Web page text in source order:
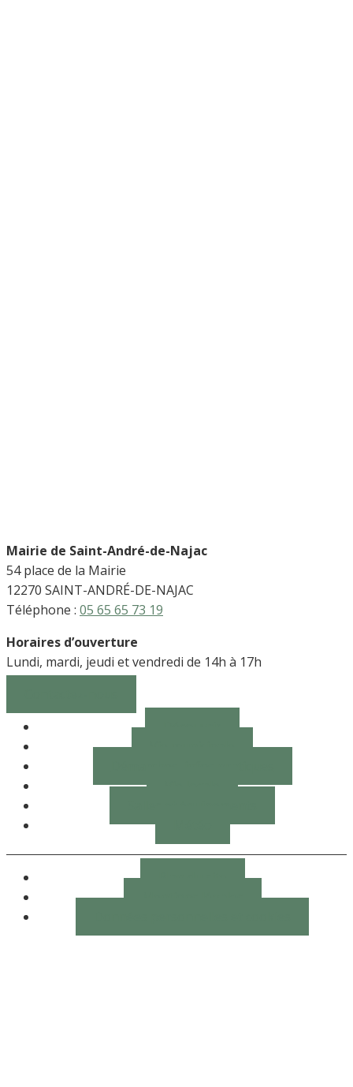
Mairie de Saint-André-de-Najac
54 place de la Mairie
12270 SAINT-ANDRÉ-DE-NAJAC
Téléphone : 05 65 65 73 19
Horaires d’ouverture
Lundi, mardi, jeudi et vendredi de 14h à 17h